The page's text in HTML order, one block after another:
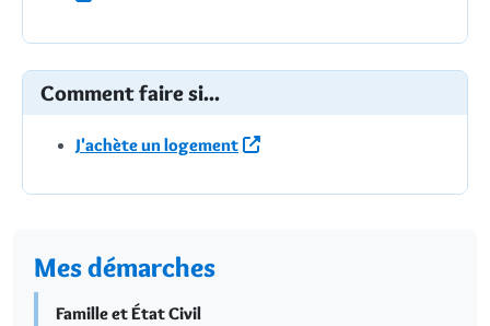
Comment faire si...
J'achète un logement
Mes démarches
Famille et État Civil